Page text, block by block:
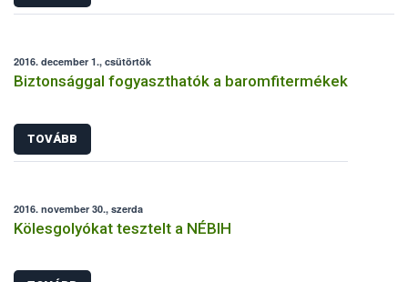
2016. december 1., csütörtök
Biztonsággal fogyaszthatók a baromfitermékek
TOVÁBB
2016. november 30., szerda
Kölesgolyókat tesztelt a NÉBIH